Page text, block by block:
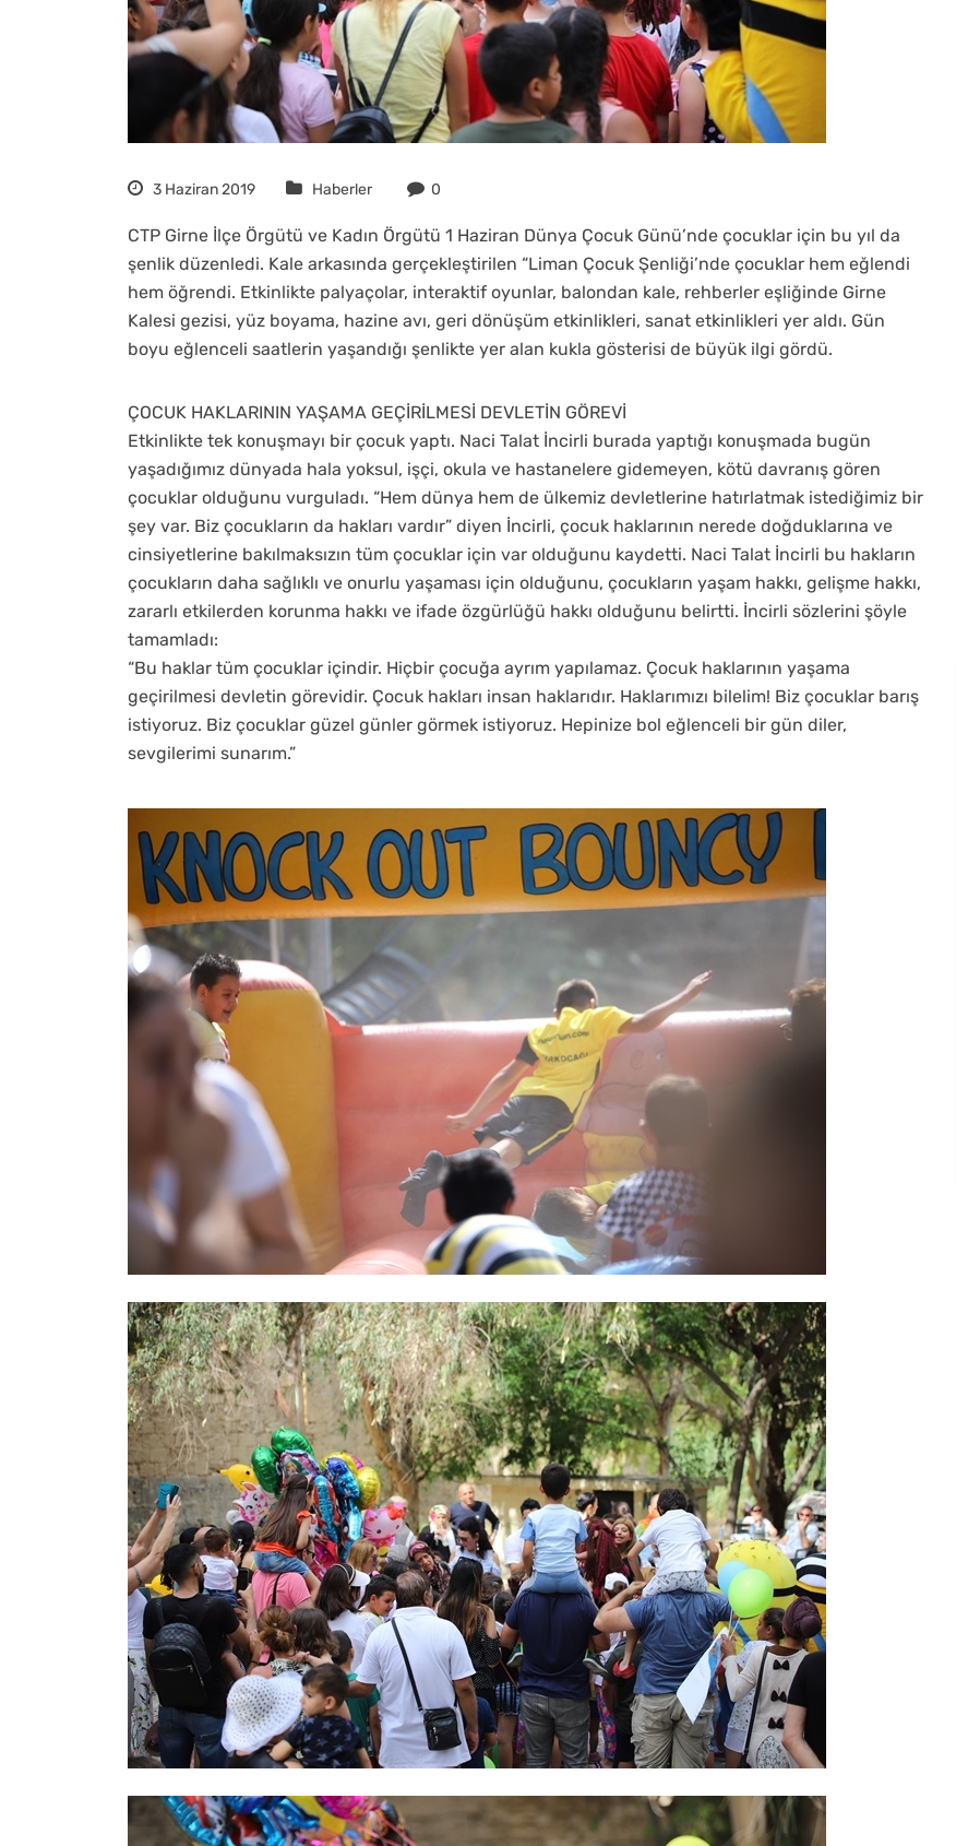
3 Haziran 2019 Haberler 0
CTP Girne İlçe Örgütü ve Kadın Örgütü 1 Haziran Dünya Çocuk Günü’nde çocuklar için bu yıl da
şenlik düzenledi. Kale arkasında gerçekleştirilen “Liman Çocuk Şenliği’nde çocuklar hem eğlendi
hem öğrendi. Etkinlikte palyaçolar, interaktif oyunlar, balondan kale, rehberler eşliğinde Girne
Kalesi gezisi, yüz boyama, hazine avı, geri dönüşüm etkinlikleri, sanat etkinlikleri yer aldı. Gün
boyu eğlenceli saatlerin yaşandığı şenlikte yer alan kukla gösterisi de büyük ilgi gördü.
ÇOCUK HAKLARININ YAŞAMA GEÇİRİLMESİ DEVLETİN GÖREVİ
Etkinlikte tek konuşmayı bir çocuk yaptı. Naci Talat İncirli burada yaptığı konuşmada bugün
yaşadığımız dünyada hala yoksul, işçi, okula ve hastanelere gidemeyen, kötü davranış gören
çocuklar olduğunu vurguladı. “Hem dünya hem de ülkemiz devletlerine hatırlatmak istediğimiz bir
şey var. Biz çocukların da hakları vardır” diyen İncirli, çocuk haklarının nerede doğduklarına ve
cinsiyetlerine bakılmaksızın tüm çocuklar için var olduğunu kaydetti. Naci Talat İncirli bu hakların
çocukların daha sağlıklı ve onurlu yaşaması için olduğunu, çocukların yaşam hakkı, gelişme hakkı,
zararlı etkilerden korunma hakkı ve ifade özgürlüğü hakkı olduğunu belirtti. İncirli sözlerini şöyle
tamamladı:
“Bu haklar tüm çocuklar içindir. Hiçbir çocuğa ayrım yapılamaz. Çocuk haklarının yaşama
geçirilmesi devletin görevidir. Çocuk hakları insan haklarıdır. Haklarımızı bilelim! Biz çocuklar barış
istiyoruz. Biz çocuklar güzel günler görmek istiyoruz. Hepinize bol eğlenceli bir gün diler,
sevgilerimi sunarım.”